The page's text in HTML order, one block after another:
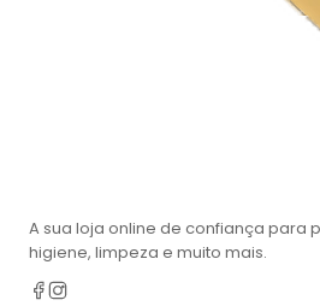
A sua loja online de confiança para
higiene, limpeza e muito mais.